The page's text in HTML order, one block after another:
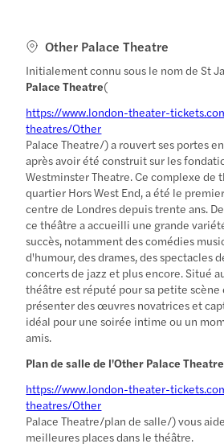
Other Palace Theatre
Initialement connu sous le nom de St
Palace Theatre(
https://www.london-theater-
theatres/Other
Palace Theatre/) a rouvert ses portes
après avoir été construit sur les
Westminster Theatre. Ce complexe de
quartier Hors West End, a été le
centre de Londres depuis trente ans.
ce théâtre a accueilli une grande
succès, notamment des comédies
d'humour, des drames, des spectacles
concerts de jazz et plus encore. Situé
théâtre est réputé pour sa petite scène
présenter des œuvres novatrices et
idéal pour une soirée intime ou un
amis.
Plan de salle de l'Other Palace Theatre
https://www.london-theater-
theatres/Other
Palace Theatre/plan de salle/) vous
meilleures places dans le théâtre.